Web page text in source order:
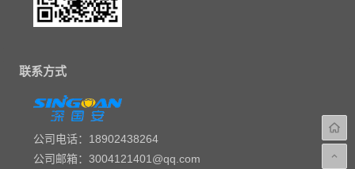
联系方式
公司电话：18902438264
公司邮箱：3004121401@qq.com